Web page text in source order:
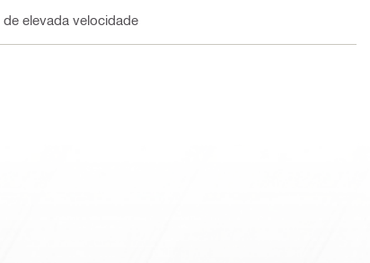
de elevada velocidade